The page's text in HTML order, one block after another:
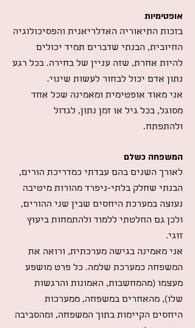
אופטימיות
בזכות התיאוריה האדלריאנית והפסיכולוגיה
החיובית, הבנתי שדברים תמיד יכולים
להיות אחרת, שזה עניין של בחירה. בכל רגע
נתון אדם יכול לבחור לעשות שינוי.
אני מאוד אופטימית ומאמינה שכל אחד
מסוגל, בכל גיל או זמן נתון, לגדול
ולהתפתח.
המשפחה כשלם
לאורך השנים בהם עבדתי כמדריכת הורים,
הבנתי שחלק בלתי-ניפרד מהורות מיטיבה
נעוצה במערכת היחסים שבין שני ההורים,
ולכן גם החלטתי ללמוד ולהתמחות ביעוץ
זוגי.
אני מאמינה בגישה מערכתית, ורואה את
המשפחה כמערכת שלמה. כל פרט מושפע
מעצמו (מהמחשבות, האמונות והרגשות
שלו), מהאחרים במשפחה, ממערכות
היחסים הקיימות בתוך המשפחה, ומהסביבה